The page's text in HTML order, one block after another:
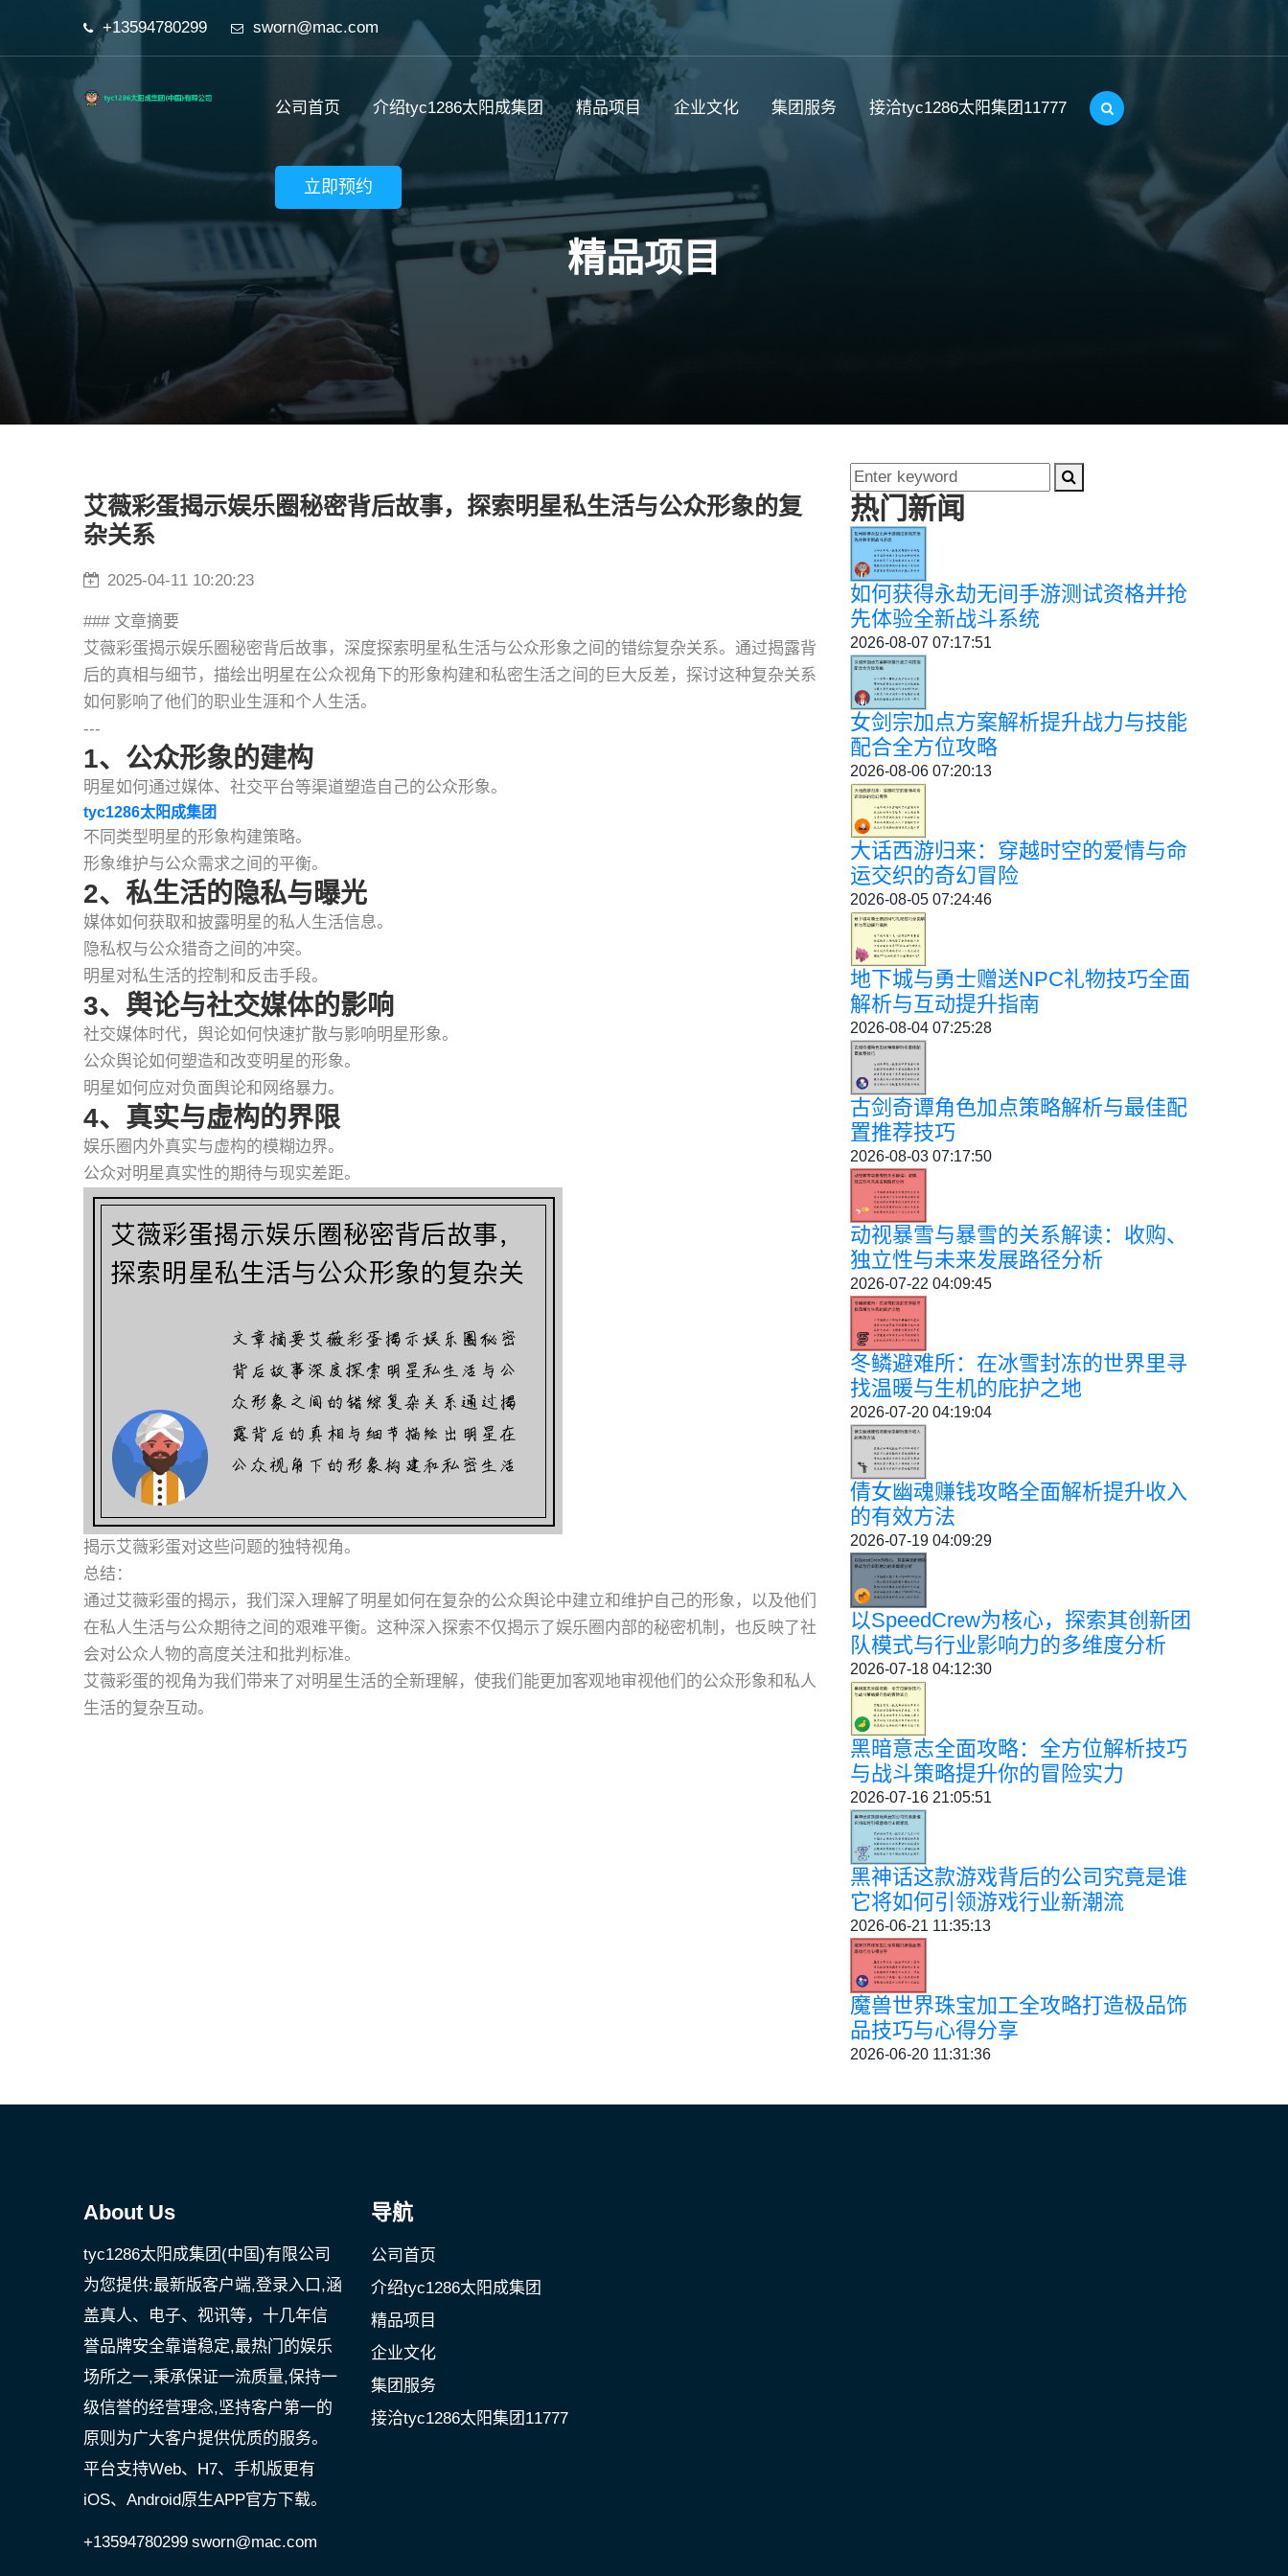
+13594780299 sworn@mac.com
公司首页 介绍tyc1286太阳成集团 精品项目 企业文化 集团服务 接洽tyc1286太阳集团11777
立即预约
精品项目
艾薇彩蛋揭示娱乐圈秘密背后故事，探索明星私生活与公众形象的复
杂关系
2025-04-11 10:20:23
### 文章摘要
艾薇彩蛋揭示娱乐圈秘密背后故事，深度探索明星私生活与公众形象之间的错综复杂关系。通过揭露背
后的真相与细节，描绘出明星在公众视角下的形象构建和私密生活之间的巨大反差，探讨这种复杂关系
如何影响了他们的职业生涯和个人生活。
---
1、公众形象的建构
明星如何通过媒体、社交平台等渠道塑造自己的公众形象。
tyc1286太阳成集团
不同类型明星的形象构建策略。
形象维护与公众需求之间的平衡。
2、私生活的隐私与曝光
媒体如何获取和披露明星的私人生活信息。
隐私权与公众猎奇之间的冲突。
明星对私生活的控制和反击手段。
3、舆论与社交媒体的影响
社交媒体时代，舆论如何快速扩散与影响明星形象。
公众舆论如何塑造和改变明星的形象。
明星如何应对负面舆论和网络暴力。
4、真实与虚构的界限
娱乐圈内外真实与虚构的模糊边界。
公众对明星真实性的期待与现实差距。
揭示艾薇彩蛋对这些问题的独特视角。
总结：
通过艾薇彩蛋的揭示，我们深入理解了明星如何在复杂的公众舆论中建立和维护自己的形象，以及他们
在私人生活与公众期待之间的艰难平衡。这种深入探索不仅揭示了娱乐圈内部的秘密机制，也反映了社
会对公众人物的高度关注和批判标准。
艾薇彩蛋的视角为我们带来了对明星生活的全新理解，使我们能更加客观地审视他们的公众形象和私人
生活的复杂互动。
热门新闻
如何获得永劫无间手游测试资格并抢
先体验全新战斗系统
2026-08-07 07:17:51
女剑宗加点方案解析提升战力与技能
配合全方位攻略
2026-08-06 07:20:13
大话西游归来：穿越时空的爱情与命
运交织的奇幻冒险
2026-08-05 07:24:46
地下城与勇士赠送NPC礼物技巧全面
解析与互动提升指南
2026-08-04 07:25:28
古剑奇谭角色加点策略解析与最佳配
置推荐技巧
2026-08-03 07:17:50
动视暴雪与暴雪的关系解读：收购、
独立性与未来发展路径分析
2026-07-22 04:09:45
冬鳞避难所：在冰雪封冻的世界里寻
找温暖与生机的庇护之地
2026-07-20 04:19:04
倩女幽魂赚钱攻略全面解析提升收入
的有效方法
2026-07-19 04:09:29
以SpeedCrew为核心，探索其创新团
队模式与行业影响力的多维度分析
2026-07-18 04:12:30
黑暗意志全面攻略：全方位解析技巧
与战斗策略提升你的冒险实力
2026-07-16 21:05:51
黑神话这款游戏背后的公司究竟是谁
它将如何引领游戏行业新潮流
2026-06-21 11:35:13
魔兽世界珠宝加工全攻略打造极品饰
品技巧与心得分享
2026-06-20 11:31:36
About Us
tyc1286太阳成集团(中国)有限公司
为您提供:最新版客户端,登录入口,涵
盖真人、电子、视讯等，十几年信
誉品牌安全靠谱稳定,最热门的娱乐
场所之一,秉承保证一流质量,保持一
级信誉的经营理念,坚持客户第一的
原则为广大客户提供优质的服务。
平台支持Web、H7、手机版更有
iOS、Android原生APP官方下载。
+13594780299 sworn@mac.com
导航
公司首页
介绍tyc1286太阳成集团
精品项目
企业文化
集团服务
接洽tyc1286太阳集团11777